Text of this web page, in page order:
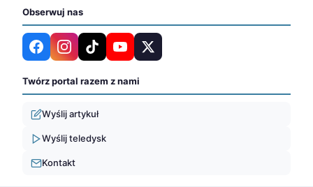
Obserwuj nas
Twórz portal razem z nami
Wyślij artykuł
Wyślij teledysk
Kontakt